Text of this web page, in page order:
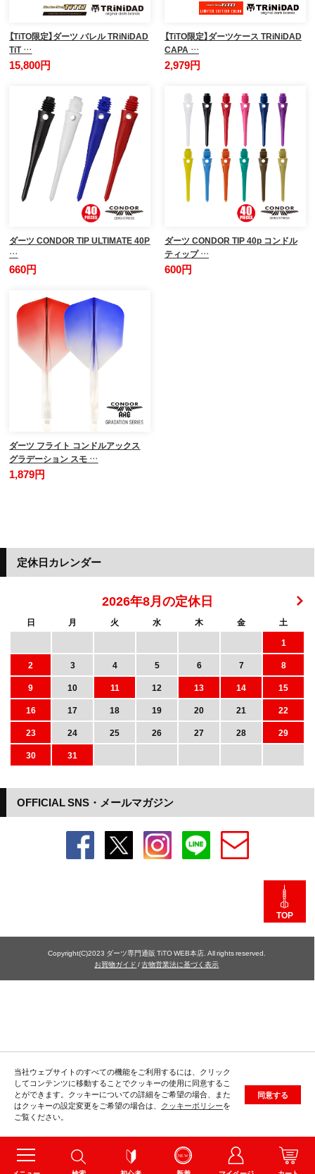
【TiTO限定】ダーツ バレル TRiNiDAD
TiT …
15,800円
【TiTO限定】ダーツケース TRiNiDAD
CAPA …
2,979円
ダーツ CONDOR TIP ULTIMATE 40P
…
660円
ダーツ CONDOR TIP 40p コンドル
ティップ …
600円
ダーツ フライト コンドルアックス
グラデーション スモ …
1,879円
当社ウェブサイトのすべての機能をご利用するには、クリック
してコンテンツに移動することでクッキーの使用に同意するこ
とができます。クッキーについての詳細をご希望の場合、また
はクッキーの設定変更をご希望の場合は、 クッキーポリシーを
ご覧ください。
同意する
OFFICIAL SNS・メールマガジン
定休日カレンダー
2026年8月の定休日
日 月 火 水 木 金
土
1
2
3 4 5 6 7
8
9
10 11 12 13 14
15
16
17 18 19 20 21
22
23
24 25 26 27 28
29
30
31
TOP
Copyright(C)2023 ダーツ専門通販 TiTO WEB本店. All rights reserved.
お買物ガイド /古物営業法に基づく表示